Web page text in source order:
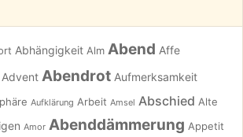
Abhängigkeit Alm Abend Affe
Advent Abendrot Aufmerksamkeit
Aufklärung Arbeit Amsel Abschied Alte
Amor Abenddämmerung Appetit